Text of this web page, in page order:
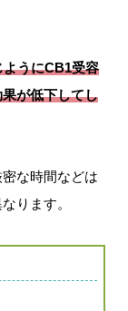
うにCB1受容
が低下してし
な時間などは
ります。